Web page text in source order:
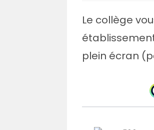
publication :
Le collège
plein écran